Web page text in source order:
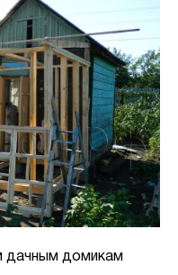
дачным домикам